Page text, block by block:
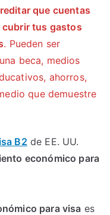
que cuentas
cubrir tus gastos
. Pueden ser
beca, medios
ahorros,
que demuestre
B2 de EE. UU.
económico para
para visa es